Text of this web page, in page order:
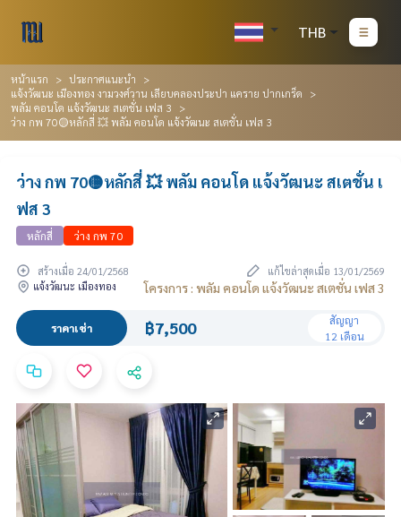
THB
หน้าแรก
ประกาศแนะนำ
แจ้งวัฒนะ เมืองทอง งามวงศ์วาน เลียบคลองประปา แคราย ปากเกร็ด
พลัม คอนโด แจ้งวัฒนะ สเตชั่น เฟส 3
ว่าง กพ 70🟡หลักสี่ 💥 พลัม คอนโด แจ้งวัฒนะ สเตชั่น เฟส 3
ว่าง กพ 70🟡หลักสี่ 💥 พลัม คอนโด แจ้งวัฒนะ สเตชั่น เ
ฟส 3
หลักสี่ ว่าง กพ 70
สร้างเมื่อ 24/01/2568
แก้ไขล่าสุดเมื่อ 13/01/2569
แจ้งวัฒนะ เมืองทอง
โครงการ : พลัม คอนโด แจ้งวัฒนะ สเตชั่น เฟส 3
ราคาเช่า ฿7,500
สัญญา
12 เดือน